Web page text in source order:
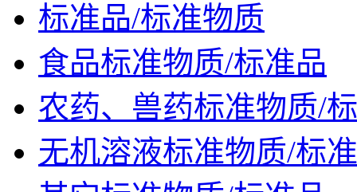
标准品/标准物质
食品标准物质/标准品
农药、兽药标准物质/
无机溶液标准物质/标